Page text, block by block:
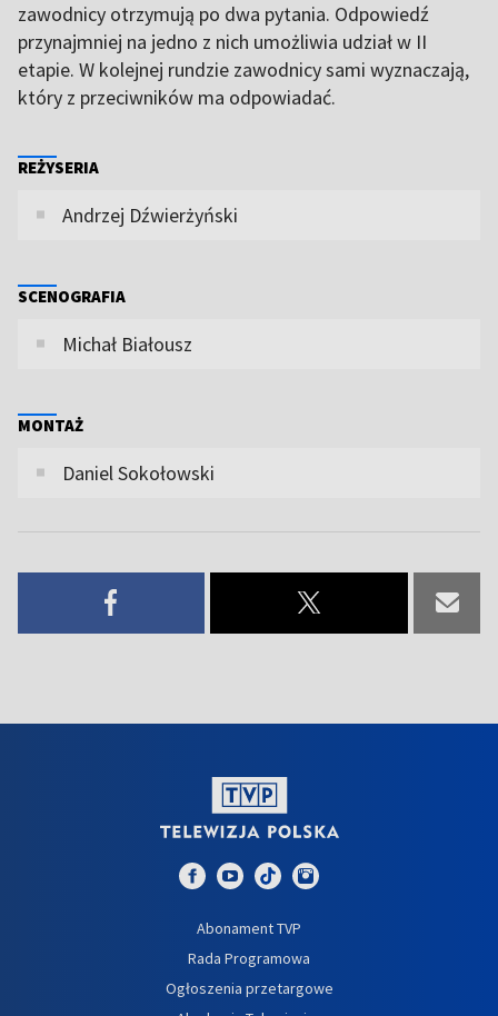
zawodnicy otrzymują po dwa pytania. Odpowiedź
przynajmniej na jedno z nich umożliwia udział w II
etapie. W kolejnej rundzie zawodnicy sami wyznaczają,
który z przeciwników ma odpowiadać.
REŻYSERIA
Andrzej Dźwierżyński
SCENOGRAFIA
Michał Białousz
MONTAŻ
Daniel Sokołowski
Abonament TVP
Rada Programowa
Ogłoszenia przetargowe